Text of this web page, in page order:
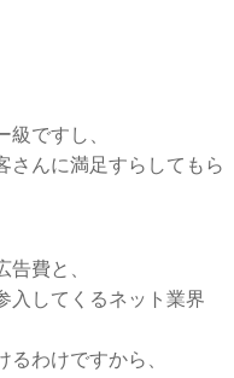
ですし、
さんに満足すらしてもら
費と、
入してくるネット業界
るわけですから、